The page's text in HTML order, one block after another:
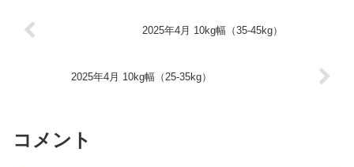
2025年4月 10kg幅（35-45kg）
2025年4月 10kg幅（25-35kg）
コメント